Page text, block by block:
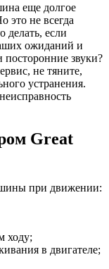
еще долгое
это не всегда
делать, если
ожиданий и
звуки?
не тяните,
устранения.
Great
при движении:
ходу;
в двигателе;